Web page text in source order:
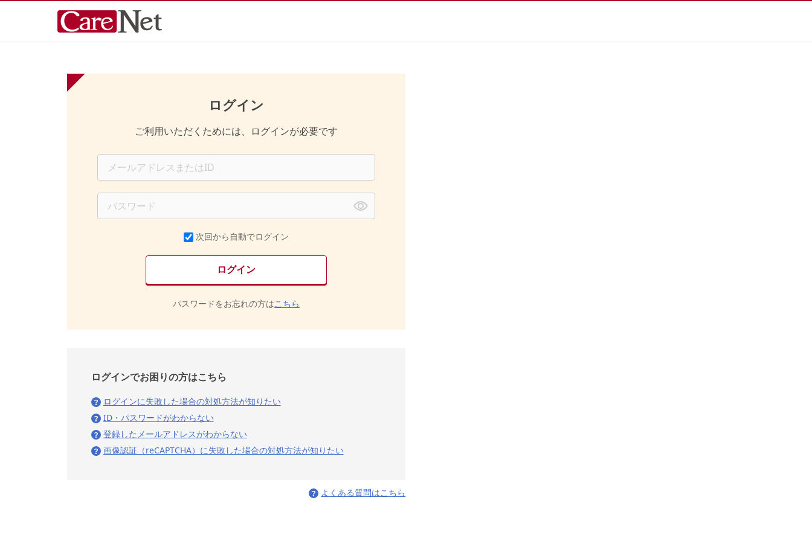
ログイン
ご利用いただくためには、ログインが必要です
次回から自動でログイン
パスワードをお忘れの方はこちら
ログインでお困りの方はこちら
ログインに失敗した場合の対処方法が知りたい
ID・パスワードがわからない
登録したメールアドレスがわからない
画像認証（reCAPTCHA）に失敗した場合の対処方法が知りたい
よくある質問はこちら